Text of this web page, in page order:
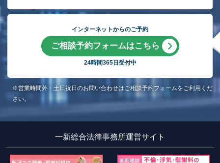
インターネットからのご予約
ご相談予約フォームはこちら
24時間365日受付中
※営業時間外・土日祝日のお問い合わせはご相談予約フォームをご利用くだ
さい。
一新総合法律事務所運営サイト